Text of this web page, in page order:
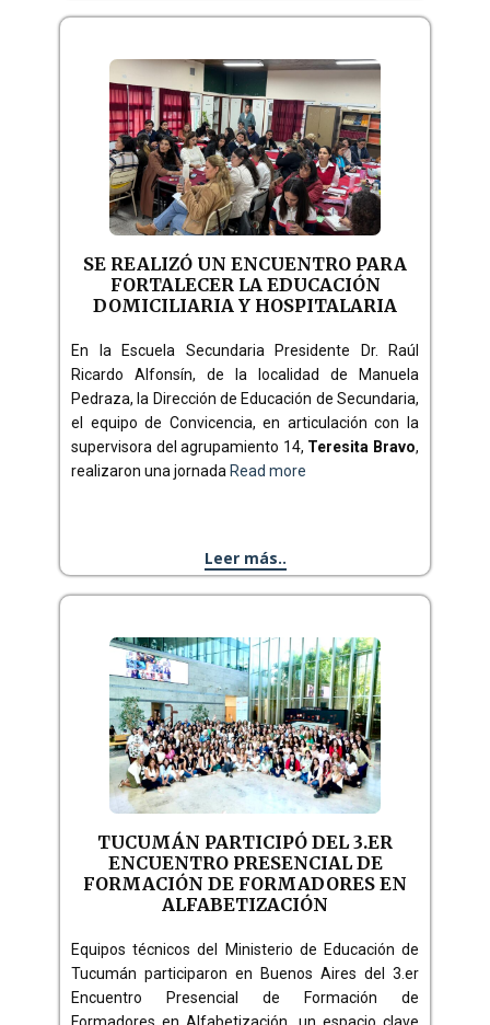
SE REALIZÓ UN ENCUENTRO PARA
FORTALECER LA EDUCACIÓN
DOMICILIARIA Y HOSPITALARIA
En la Escuela Secundaria Presidente Dr. Raúl
Ricardo Alfonsín, de la localidad de Manuela
Pedraza, la Dirección de Educación de Secundaria,
el equipo de Convicencia, en articulación con la
supervisora del agrupamiento 14, Teresita Bravo,
realizaron una jornada Read more
Leer más..
TUCUMÁN PARTICIPÓ DEL 3.ER
ENCUENTRO PRESENCIAL DE
FORMACIÓN DE FORMADORES EN
ALFABETIZACIÓN
Equipos técnicos del Ministerio de Educación de
Tucumán participaron en Buenos Aires del 3.er
Encuentro Presencial de Formación de